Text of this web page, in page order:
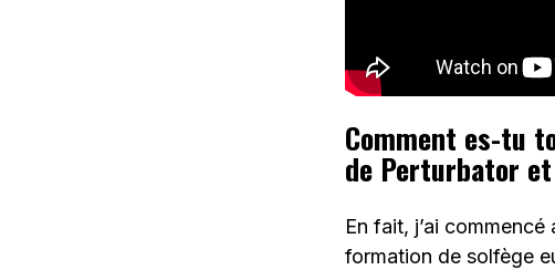
Comment es-tu
de Perturbator et
En fait, j’ai
formation de solfège